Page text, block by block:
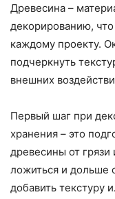
Древесина –
декорированию, что
каждому проекту.
подчеркнуть
внешних
Первый шаг при
хранения – это
древесины от
ложиться и дольше
добавить текстуру